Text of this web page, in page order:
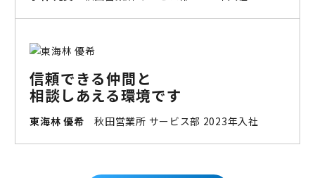
信頼できる仲間と
相談しあえる環境です
東海林 優希秋田営業所 サービス部 2023年入社